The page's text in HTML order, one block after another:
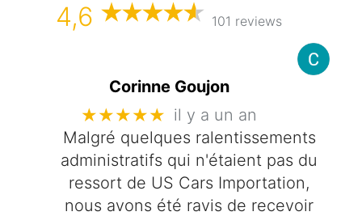
4,6 101 reviews
Corinne Goujon
★★★★★ il y a un an
Malgré quelques ralentissements
administratifs qui n'étaient pas du
ressort de US Cars Importation,
nous avons été ravis de recevoir